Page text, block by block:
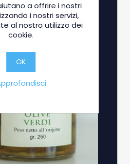
a offrire i nostri
i nostri servizi,
al nostro utilizzo dei
cookie.
OK